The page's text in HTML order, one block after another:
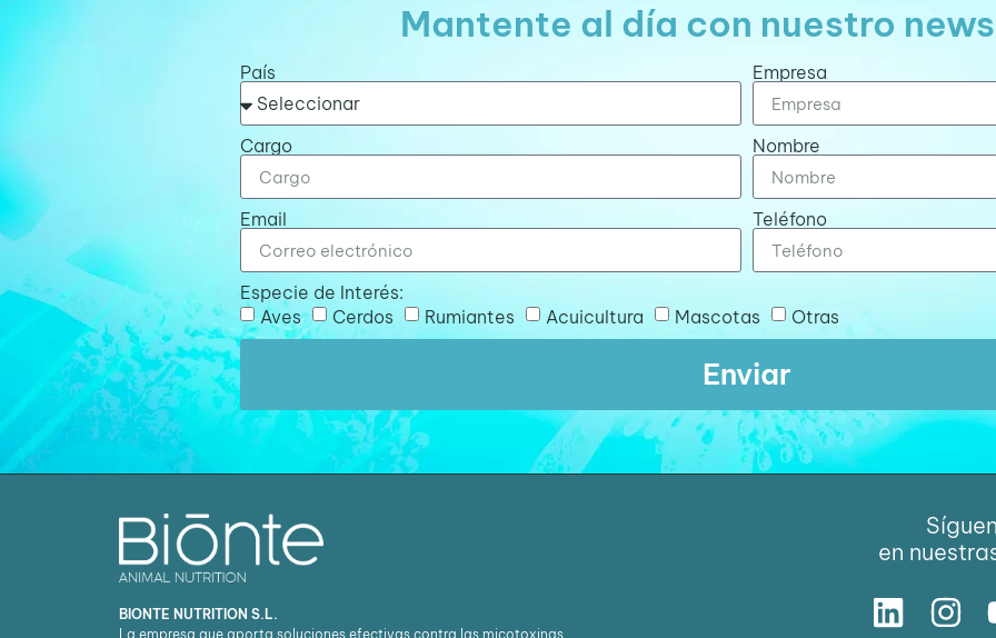
Mantente al día con nuestro
País Empresa
Cargo Nombre
Email Teléfono
Especie de Interés:
Aves
Cerdos Rumiantes Acuicultura Mascotas Otras
Enviar
BIONTE NUTRITION S.L.
La empresa que aporta soluciones efectivas contra las micotoxinas.
en